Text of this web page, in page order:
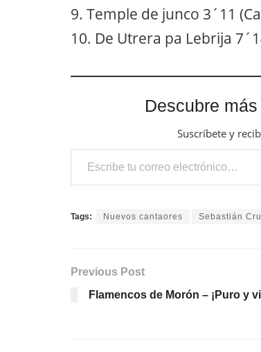
9. Temple de junco 3´11
10. De Utrera pa Lebrija
Descubre
Suscríbete y
Escribe tu correo electrónico…
Tags: Nuevos cantaores Sebastián
Previous Post
Flamencos de Morón – ¡Puro y